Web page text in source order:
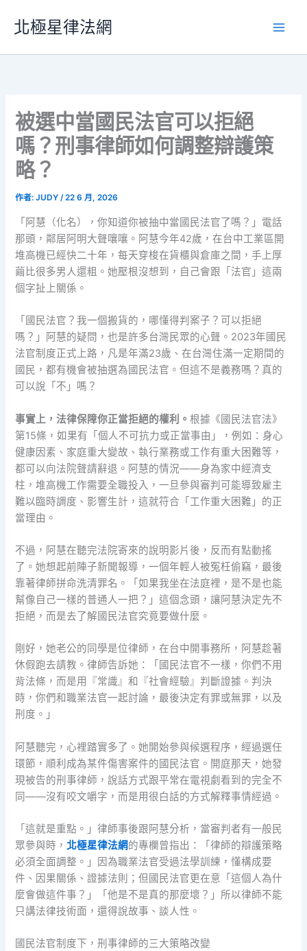
要
北極星律法網
被選中當國民法官可以拒絕
嗎？刑事律師如何調整辯護策
略？
作者:JUDY/22 6 月, 2026
「阿慧（化名），你知道你被抽中當國民法官了嗎？」電話
那頭，鄰居阿明大聲嚷嚷。阿慧今年42歲，在台中工業區開
堆高機已經快二十年，每天穿梭在貨櫃與倉庫之間，手上厚
繭比很多男人還粗。她壓根沒想到，自己會跟「法官」這兩
個字扯上關係。
「國民法官？我一個搬貨的，哪懂得判案子？可以拒絕
嗎？」阿慧的疑問，也是許多台灣民眾的心聲。2023年國民
法官制度正式上路，凡是年滿23歲、在台灣住滿一定期間的
國民，都有機會被抽選為國民法官。但這不是義務嗎？真的
可以說「不」嗎？
事實上，法律保障你正當拒絕的權利。根據《國民法官法》
第15條，如果有「個人不可抗力或正當事由」，例如：身心
健康因素、家庭重大變故、執行業務或工作有重大困難等，
都可以向法院聲請辭退。阿慧的情況——身為家中經濟支
柱，堆高機工作需要全職投入，一旦參與審判可能導致雇主
難以臨時調度、影響生計，這就符合「工作重大困難」的正
當理由。
不過，阿慧在聽完法院寄來的說明影片後，反而有點動搖
了。她想起前陣子新聞報導，一個年輕人被冤枉偷竊，最後
靠著律師拼命洗清罪名。「如果我坐在法庭裡，是不是也能
幫像自己一樣的普通人一把？」這個念頭，讓阿慧決定先不
拒絕，而是去了解國民法官究竟要做什麼。
剛好，她老公的同學是位律師，在台中開事務所，阿慧趁著
休假跑去請教。律師告訴她：「國民法官不一樣，你們不用
背法條，而是用『常識』和『社會經驗』判斷證據。判決
時，你們和職業法官一起討論，最後決定有罪或無罪，以及
刑度。」
阿慧聽完，心裡踏實多了。她開始參與候選程序，經過選任
環節，順利成為某件傷害案件的國民法官。開庭那天，她發
現被告的刑事律師，說話方式跟平常在電視劇看到的完全不
同——沒有咬文嚼字，而是用很白話的方式解釋事情經過。
「這就是重點。」律師事後跟阿慧分析，當審判者有一般民
眾參與時，北極星律法網的專欄曾指出：「律師的辯護策略
必須全面調整。」因為職業法官受過法學訓練，懂構成要
件、因果關係、證據法則；但國民法官更在意「這個人為什
麼會做這件事？」「他是不是真的那麼壞？」所以律師不能
只講法律技術面，還得說故事、談人性。
國民法官制度下，刑事律師的三大策略改變